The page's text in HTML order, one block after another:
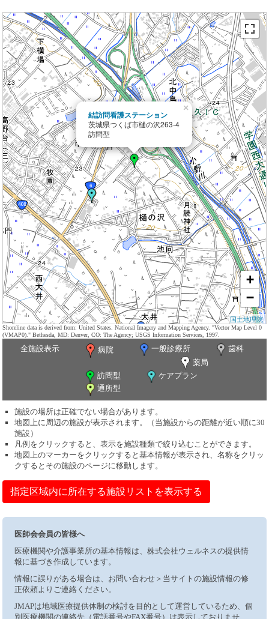
結訪問看護ステーション
茨城県つくば市樋の沢263-4
訪問型
×
+
−
国土地理院
Shoreline data is derived from: United States. National Imagery and Mapping Agency. "Vector Map Level 0
(VMAP0)." Bethesda, MD: Denver, CO: The Agency; USGS Information Services, 1997.
全施設表示 病院 一般診療所
歯科
薬局
訪問型
ケアプラン
通所型
施設の場所は正確でない場合があります。
地図上に周辺の施設が表示されます。（当施設からの距離が近い順に30
施設）
凡例をクリックすると、表示を施設種類で絞り込むことができます。
地図上のマーカーをクリックすると基本情報が表示され、名称をクリッ
クするとその施設のページに移動します。
指定区域内に所在する施設リストを表示する
医師会会員の皆様へ
医療機関や介護事業所の基本情報は、株式会社ウェルネスの提供情
報に基づき作成しています。
情報に誤りがある場合は、お問い合わせ＞当サイトの施設情報の修
正依頼よりご連絡ください。
JMAPは地域医療提供体制の検討を目的として運営しているため、個
別医療機関の連絡先（電話番号やFAX番号）は表示しておりませ